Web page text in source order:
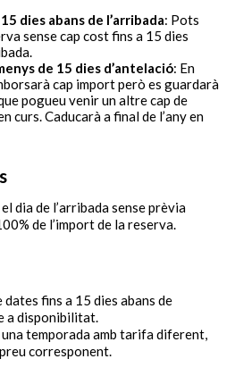
dies abans de l’arribada: Pots
sense cap cost fins a 15 dies
de 15 dies d’antelació: En
cap import però es guardarà
pogueu venir un altre cap de
curs. Caducarà a final de l’any en
dia de l’arribada sense prèvia
de l’import de la reserva.
fins a 15 dies abans de
a disponibilitat.
temporada amb tarifa diferent,
corresponent.